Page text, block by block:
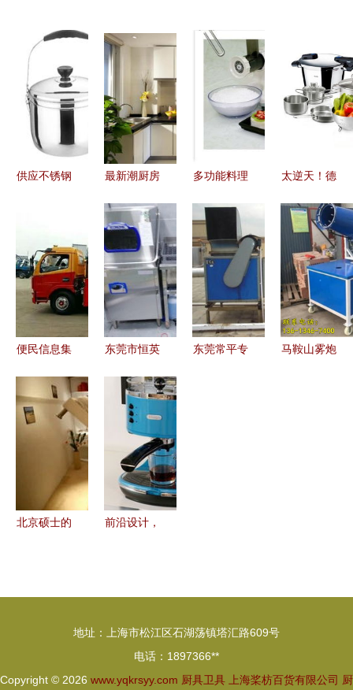
供应不锈钢
潮安县金石
镇荣华不锈
钢制品厂的
品质厨具
最新潮厨房
具卫具焕发
新生机
多功能料理
手，厨房全
能无忧
太逆天！德
简直是实验
室，厨具卫
具的极致科
学
便民信息集
代步到安居
生活，一应
东莞市恒英
造厂 专注
非标机械开
发，智造品
质厨卫新体
验
东莞常平专
马鞍山雾炮
北京硕士的
前沿设计，
地址：上海市松江区石湖荡镇塔汇路609号
电话：1897366**
Copyright © 2026 www.yqkrsyy.com 厨具卫具 上海桨枋百货有限公司 厨